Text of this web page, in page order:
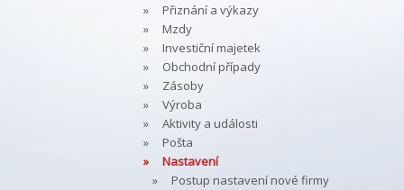
Přiznání a výkazy
Mzdy
Investiční majetek
Obchodní případy
Zásoby
Výroba
Aktivity a události
Pošta
Nastavení
Postup nastavení nové firmy